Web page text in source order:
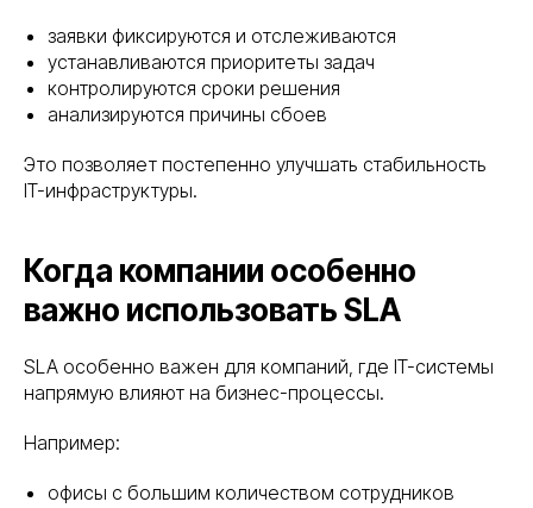
заявки фиксируются и отслеживаются
устанавливаются приоритеты задач
контролируются сроки решения
анализируются причины сбоев
Это позволяет постепенно улучшать стабильность
IT-инфраструктуры.
Когда компании особенно
важно использовать SLA
SLA особенно важен для компаний, где IT-системы
напрямую влияют на бизнес-процессы.
Например:
офисы с большим количеством сотрудников